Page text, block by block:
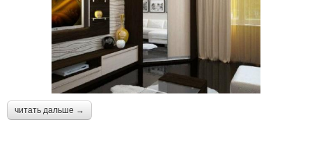
читать дальше →